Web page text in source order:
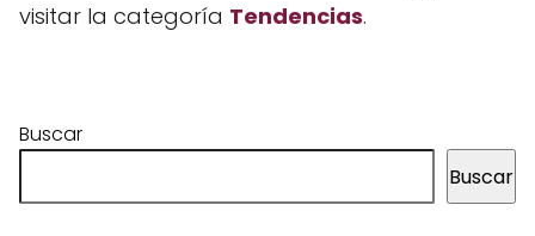
visitar la categoría Tendencias.
Buscar
Buscar